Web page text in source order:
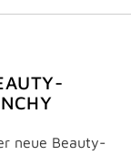
neue Beauty-